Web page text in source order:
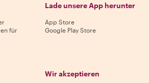
für
Lade unsere App herunter
App Store
Google Play Store
Wir akzeptieren